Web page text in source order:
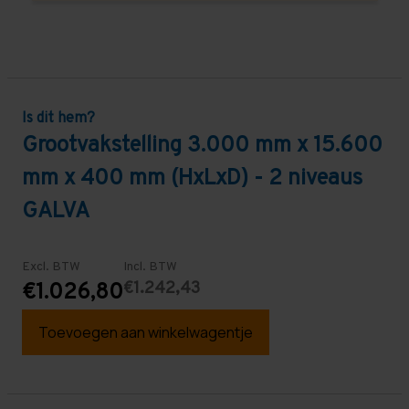
Is dit hem?
Grootvakstelling 3.000 mm x 15.600
mm x 400 mm (HxLxD) - 2 niveaus
GALVA
Excl. BTW
€1.026,80
Incl. BTW
€1.242,43
Toevoegen aan winkelwagentje